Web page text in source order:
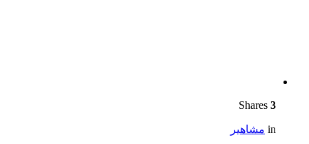
3
in مشاهير